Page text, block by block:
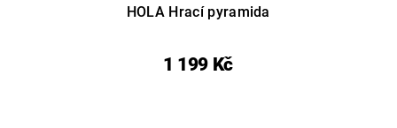
HOLA Hrací pyramida
1 199 Kč